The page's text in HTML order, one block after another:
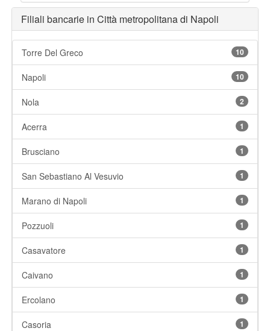
Filiali bancarie in Città metropolitana di Napoli
Torre Del Greco 10
Napoli 10
Nola 2
Acerra 1
Brusciano 1
San Sebastiano Al Vesuvio 1
Marano di Napoli 1
Pozzuoli 1
Casavatore 1
Caivano 1
Ercolano 1
Casoria 1